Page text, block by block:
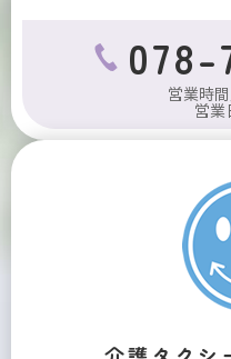
078-
営業時
営業